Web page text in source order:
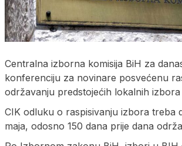
Centralna izborna komisija BiH za
konferenciju za novinare posvećenu
održavanju predstojećih lokalnih
CIK odluku o raspisivanju izbora treba
maja, odosno 150 dana prije dana